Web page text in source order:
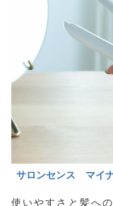
サロンセンス マイ
使いやすさと髪へ